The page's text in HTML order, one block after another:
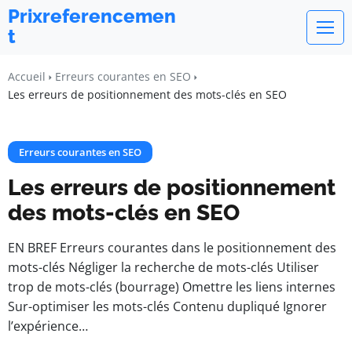
Prixreferencemen
t
Accueil
Erreurs courantes en SEO
Les erreurs de positionnement des mots-clés en SEO
Erreurs courantes en SEO
Les erreurs de positionnement
des mots-clés en SEO
EN BREF Erreurs courantes dans le positionnement des
mots-clés Négliger la recherche de mots-clés Utiliser
trop de mots-clés (bourrage) Omettre les liens internes
Sur-optimiser les mots-clés Contenu dupliqué Ignorer
l’expérience…